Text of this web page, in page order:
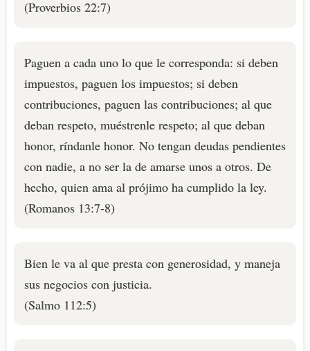
(Proverbios 22:7)
Paguen a cada uno lo que le corresponda: si deben
impuestos, paguen los impuestos; si deben
contribuciones, paguen las contribuciones; al que
deban respeto, muéstrenle respeto; al que deban
honor, ríndanle honor. No tengan deudas pendientes
con nadie, a no ser la de amarse unos a otros. De
hecho, quien ama al prójimo ha cumplido la ley.
(Romanos 13:7-8)
Bien le va al que presta con generosidad, y maneja
sus negocios con justicia.
(Salmo 112:5)